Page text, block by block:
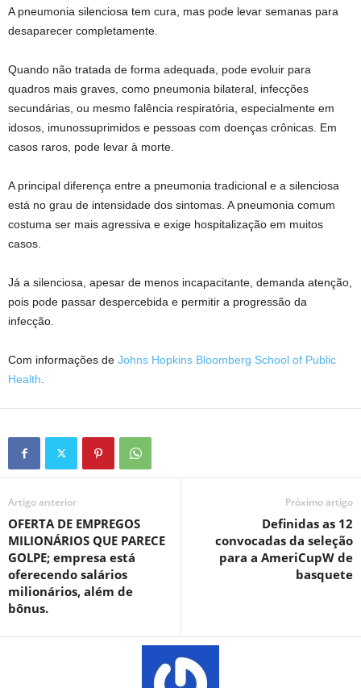
A pneumonia silenciosa tem cura, mas pode levar semanas para
desaparecer completamente.
Quando não tratada de forma adequada, pode evoluir para
quadros mais graves, como pneumonia bilateral, infecções
secundárias, ou mesmo falência respiratória, especialmente em
idosos, imunossuprimidos e pessoas com doenças crônicas. Em
casos raros, pode levar à morte.
A principal diferença entre a pneumonia tradicional e a silenciosa
está no grau de intensidade dos sintomas. A pneumonia comum
costuma ser mais agressiva e exige hospitalização em muitos
casos.
Já a silenciosa, apesar de menos incapacitante, demanda atenção,
pois pode passar despercebida e permitir a progressão da
infecção.
Com informações de Johns Hopkins Bloomberg School of Public
Health
Artigo anterior
OFERTA DE EMPREGOS
MILIONÁRIOS QUE PARECE
GOLPE; empresa está
oferecendo salários
milionários, além de
bônus.
Próximo artigo
Definidas as 12
convocadas da seleção
para a AmeriCupW de
basquete